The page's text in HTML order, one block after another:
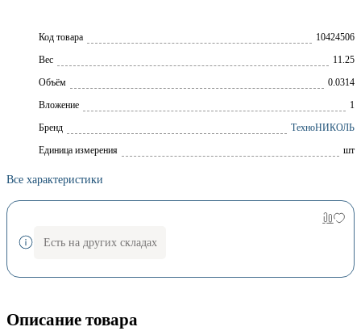
Код товара
10424506
Вес
11.25
Объём
0.0314
Вложение
1
Брeнд
ТехноНИКОЛЬ
Единица измерения
шт
Все характеристики
Есть на других складах
Описание товара